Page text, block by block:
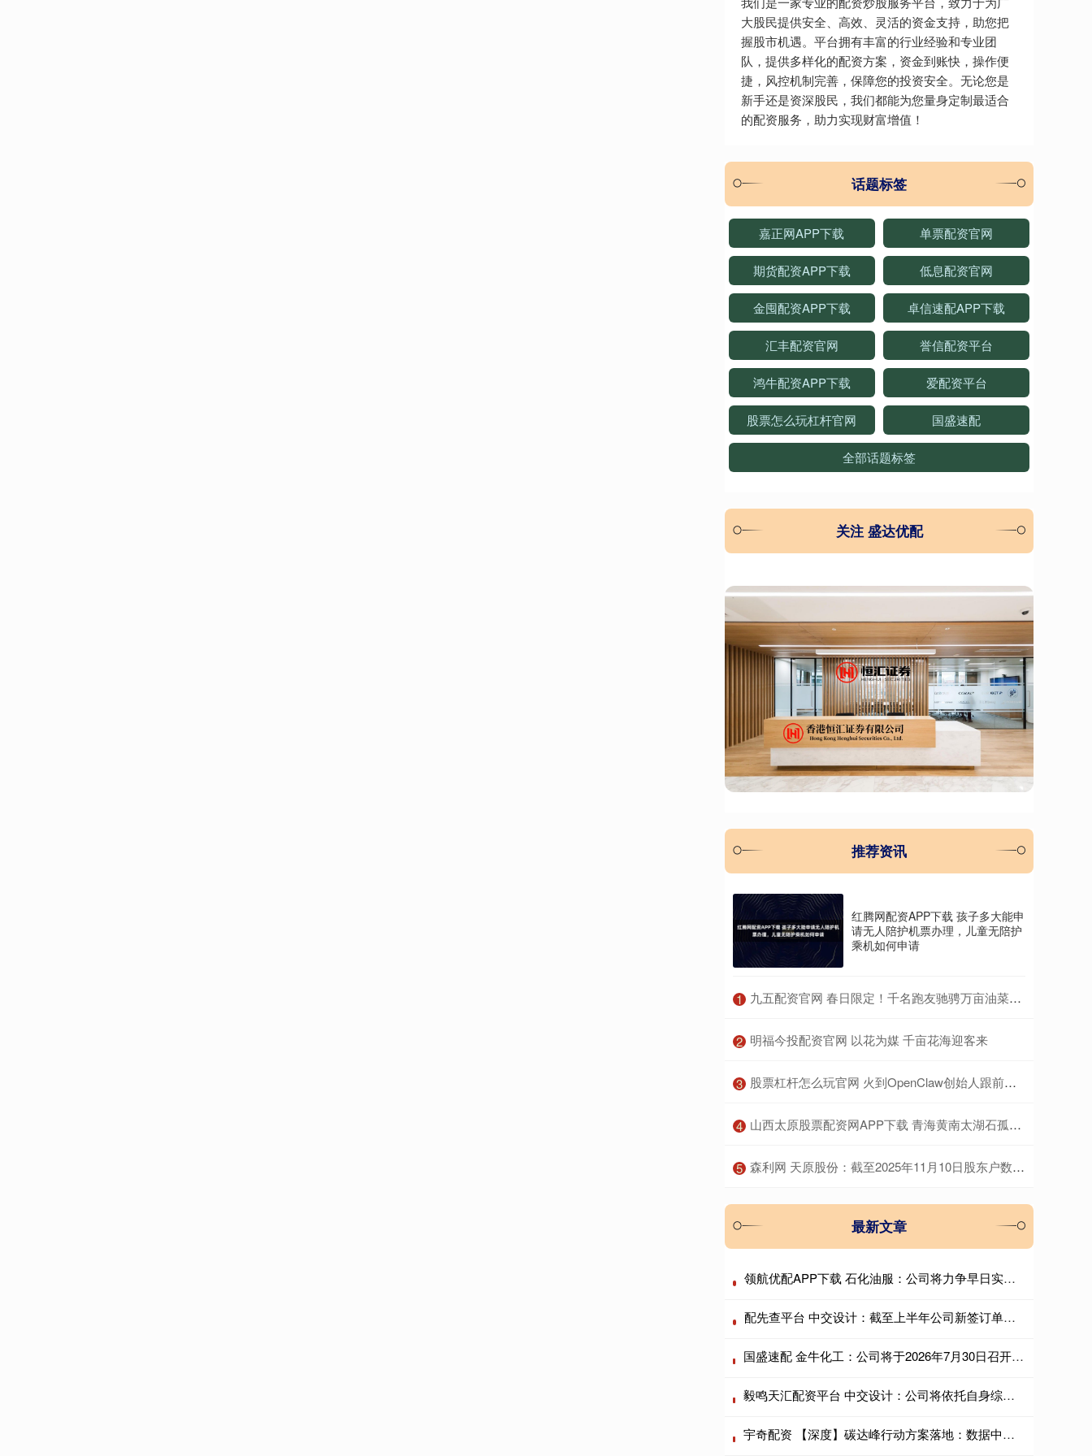
大股民提供安全、高效、灵活的资金支持，助您把
握股市机遇。平台拥有丰富的行业经验和专业团
队，提供多样化的配资方案，资金到账快，操作便
捷，风控机制完善，保障您的投资安全。无论您是
新手还是资深股民，我们都能为您量身定制最适合
的配资服务，助力实现财富增值！
话题标签
嘉正网APP下载 单票配资官网
期货配资APP下载 低息配资官网
金囤配资APP下载 卓信速配APP下载
汇丰配资官网 誉信配资平台
鸿牛配资APP下载 爱配资平台
股票怎么玩杠杆官网 国盛速配
全部话题标签
关注 盛达优配
推荐资讯
红腾网配资APP下载 孩子多大能申
请无人陪护机票办理，儿童无陪护
乘机如何申请
1 ​九五配资官网 春日限定！千名跑友驰骋万亩油菜花海丨组图
2 ​明福今投配资官网 以花为媒 千亩花海迎客来
3 ​股票杠杆怎么玩官网 火到OpenClaw创始人跟前了！百度“养虾全家桶”到底有多猛？
4 ​山西太原股票配资网APP下载 青海黄南太湖石孤置庭院 黄南太湖石绿地造景 黄石大型窟窿石
5 ​森利网 天原股份：截至2025年11月10日股东户数约为5.81万户
最新文章
领航优配APP下载 石化油服：公司将力争早日实现现金分红
配先查平台 中交设计：截至上半年公司新签订单保持稳定
国盛速配 金牛化工：公司将于2026年7月30日召开2026年第二次临时股东会
毅鸣天汇配资平台 中交设计：公司将依托自身综合优势，持续巩固市场份额
宇奇配资 【深度】碳达峰行动方案落地：数据中心与AI基建纳入控碳版图